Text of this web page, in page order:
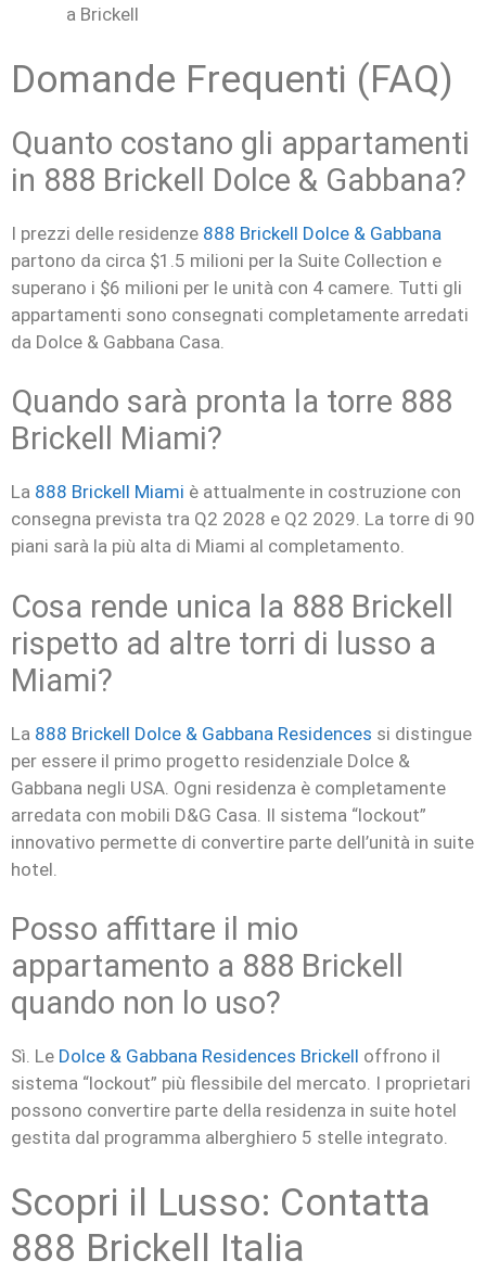
a Brickell
Domande Frequenti (FAQ)
Quanto costano gli appartamenti
in 888 Brickell Dolce & Gabbana?
I prezzi delle residenze 888 Brickell Dolce & Gabbana
partono da circa $1.5 milioni per la Suite Collection e
superano i $6 milioni per le unità con 4 camere. Tutti gli
appartamenti sono consegnati completamente arredati
da Dolce & Gabbana Casa.
Quando sarà pronta la torre 888
Brickell Miami?
La 888 Brickell Miami è attualmente in costruzione con
consegna prevista tra Q2 2028 e Q2 2029. La torre di 90
piani sarà la più alta di Miami al completamento.
Cosa rende unica la 888 Brickell
rispetto ad altre torri di lusso a
Miami?
La 888 Brickell Dolce & Gabbana Residences si distingue
per essere il primo progetto residenziale Dolce &
Gabbana negli USA. Ogni residenza è completamente
arredata con mobili D&G Casa. Il sistema “lockout”
innovativo permette di convertire parte dell’unità in suite
hotel.
Posso affittare il mio
appartamento a 888 Brickell
quando non lo uso?
Sì. Le Dolce & Gabbana Residences Brickell offrono il
sistema “lockout” più flessibile del mercato. I proprietari
possono convertire parte della residenza in suite hotel
gestita dal programma alberghiero 5 stelle integrato.
Scopri il Lusso: Contatta
888 Brickell Italia